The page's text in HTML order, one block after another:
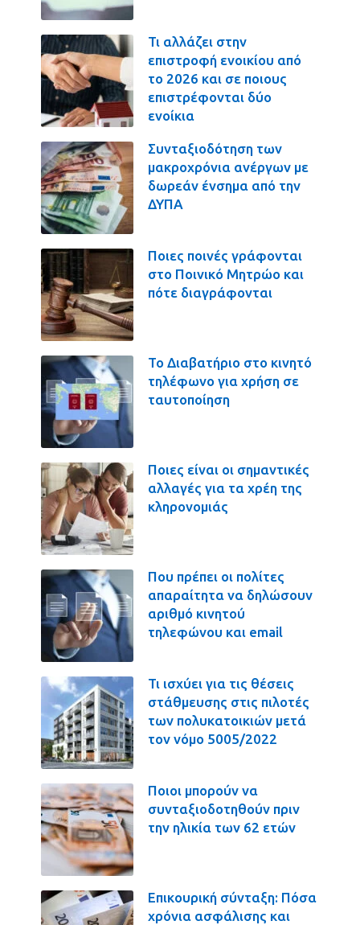
Τι αλλάζει στην
επιστροφή ενοικίου από
το 2026 και σε ποιους
επιστρέφονται δύο
ενοίκια
Συνταξιοδότηση των
μακροχρόνια ανέργων με
δωρεάν ένσημα από την
ΔΥΠΑ
Ποιες ποινές γράφονται
στο Ποινικό Μητρώο και
πότε διαγράφονται
Το Διαβατήριο στο κινητό
τηλέφωνο για χρήση σε
ταυτοποίηση
Ποιες είναι οι σημαντικές
αλλαγές για τα χρέη της
κληρονομιάς
Που πρέπει οι πολίτες
απαραίτητα να δηλώσουν
αριθμό κινητού
τηλεφώνου και email
Τι ισχύει για τις θέσεις
στάθμευσης στις πιλοτές
των πολυκατοικιών μετά
τον νόμο 5005/2022
Ποιοι μπορούν να
συνταξιοδοτηθούν πριν
την ηλικία των 62 ετών
Επικουρική σύνταξη: Πόσα
χρόνια ασφάλισης και